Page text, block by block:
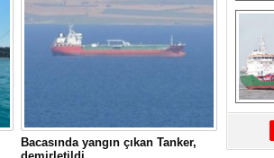
Bacasında yangın çıkan Tanker,